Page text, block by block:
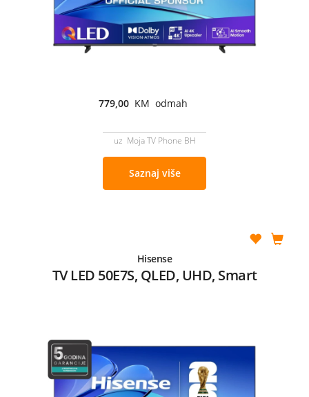
779,00 KM odmah
uz Moja TV Phone BH
Saznaj više
Hisense
TV LED 50E7S, QLED, UHD, Smart